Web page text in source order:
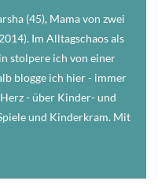
(45), Mama von zwei
Im Alltagschaos als
stolpere ich von einer
blogge ich hier - immer
- über Kinder- und
und Kinderkram. Mit